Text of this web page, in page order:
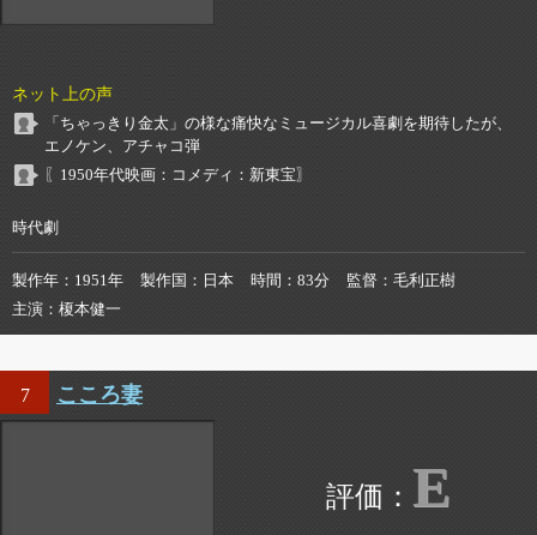
ネット上の声
「ちゃっきり金太」の様な痛快なミュージカル喜劇を期待したが、
エノケン、アチャコ弾
〖1950年代映画：コメディ：新東宝〗
時代劇
製作年 1951年 製作国 日本 時間 83分 監督
毛利正樹
主演
榎本健一
7 こころ妻
E